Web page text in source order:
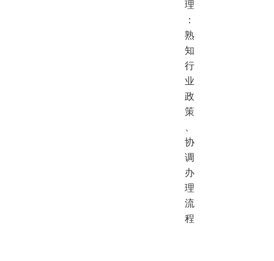
理
：
熟
知
行
业
政
策
协
调
办
理
流
程